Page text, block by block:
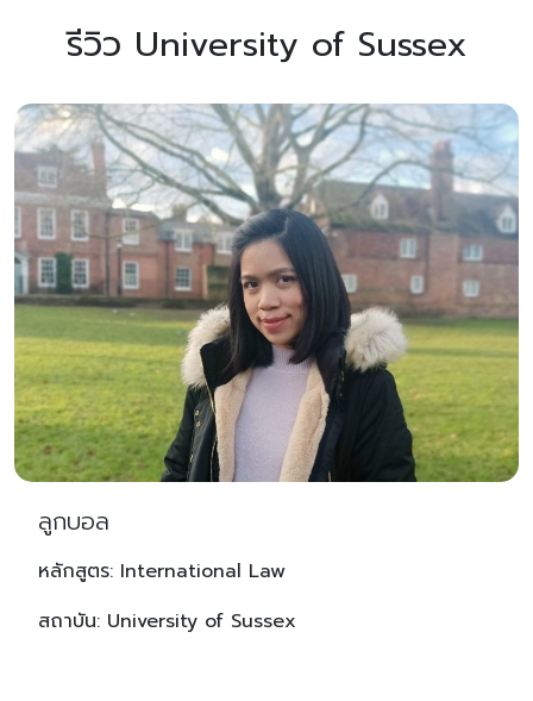
รีวิว University of Sussex
ลูกบอล
หลักสูตร: International Law
สถาบัน: University of Sussex